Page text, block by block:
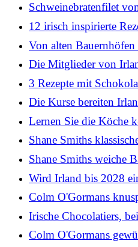
Schweinebratenfilet
12 irisch inspirierte
Day
Von alten
die Reise der irischen
Die Mitglieder von
3 Rezepte mit
Familie zu Ostern
Die Kurse bereiten
auf den Ruhm vor
Lernen Sie die Köche
Lebensmittelindustrie
Shane Smiths
Butterpudding: Heute
Shane Smiths weiche
gemischtem
Wird Irland bis 2028
für Restaurants sein?
Colm O'Gormans
Irische Chocolatiers,
Osterleckereien kaufen
Colm O'Gormans